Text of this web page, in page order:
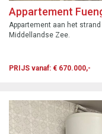
Appartement
Appartement aan het
Middellandse Zee.
PRIJS vanaf: € 670.000,-